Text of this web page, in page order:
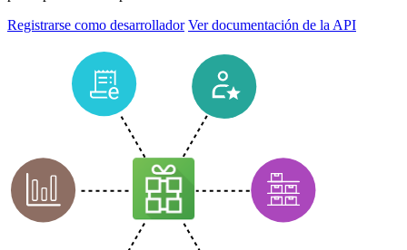
Registrarse como desarrollador Ver documentación de la API